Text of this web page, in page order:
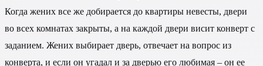
Когда жених все же добирается до квартиры невесты, двери
во всех комнатах закрыты, а на каждой двери висит конверт с
заданием. Жених выбирает дверь, отвечает на вопрос из
конверта, и если он угадал и за дверью его любимая – он ее